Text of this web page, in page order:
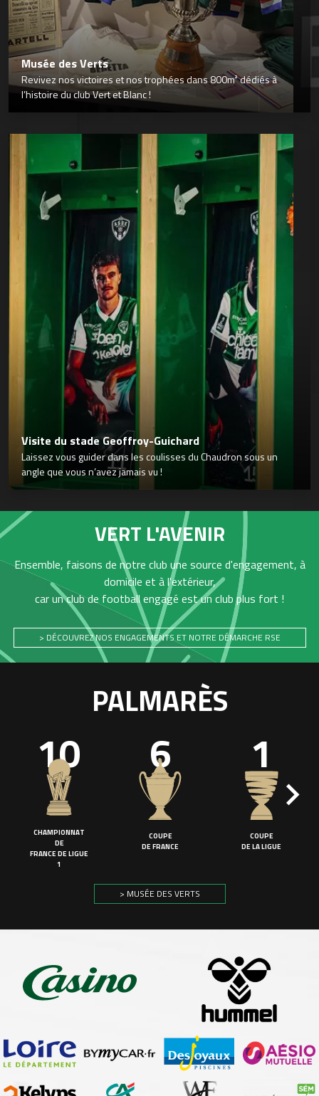
Musée des Verts
Revivez nos victoires et nos trophées dans 800m² dédiés à
l’histoire du club Vert et Blanc !
Visite du stade Geoffroy-Guichard
Laissez vous guider dans les coulisses du Chaudron sous un
angle que vous n’avez jamais vu !
VERT L'AVENIR
Ensemble, faisons de notre club une source d'engagement, à
domicile et à l'extérieur,
car un club de football engagé est un club plus fort !
> DÉCOUVREZ NOS ENGAGEMENTS ET NOTRE DÉMARCHE RSE
PALMARÈS
10
CHAMPIONNAT
DE
FRANCE DE LIGUE
1
6
COUPE
DE FRANCE
1
COUPE
DE LA LIGUE
> MUSÉE DES VERTS